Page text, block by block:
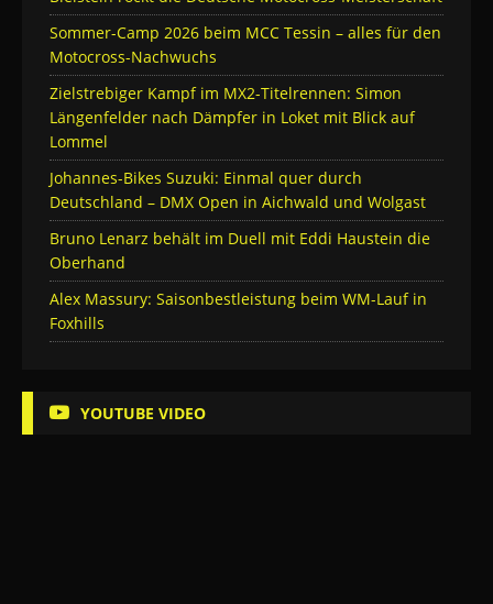
Sommer-Camp 2026 beim MCC Tessin – alles für den
Motocross-Nachwuchs
Zielstrebiger Kampf im MX2-Titelrennen: Simon
Längenfelder nach Dämpfer in Loket mit Blick auf
Lommel
Johannes-Bikes Suzuki: Einmal quer durch
Deutschland – DMX Open in Aichwald und Wolgast
Bruno Lenarz behält im Duell mit Eddi Haustein die
Oberhand
Alex Massury: Saisonbestleistung beim WM-Lauf in
Foxhills
YOUTUBE VIDEO